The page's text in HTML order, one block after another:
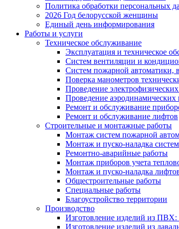
Политика обработки персональных
2026 Год белорусской женщины
Единый день информирования
Работы и услуги
Техническое обслуживание
Эксплуатация и техническое
Систем вентиляции и
Систем пожарной автоматики,
Поверка манометров
Проведение
Проведение
Ремонт и обслуживание
Ремонт и обслуживание лифтов
Строительные и монтажные работы
Монтаж систем пожарной
Монтаж и пуско-наладка
Ремонтно-аварийные работы
Монтаж приборов учета
Монтаж и пуско-наладка
Общестроительные работы
Специальные работы
Благоустройство территории
Производство
Изготовление изделий из ПВХ:
Изготовление изделий из